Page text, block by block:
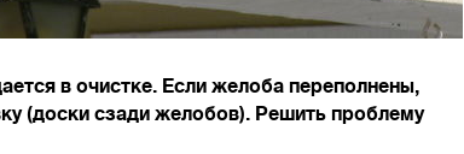
в очистке. Если желоба переполнены,
(доски сзади желобов). Решить проблему